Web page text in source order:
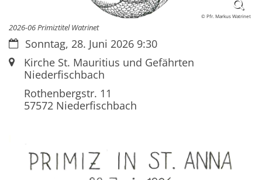
© Pfr. Markus Watrinet
2026-06 Primiztitel Watrinet
Datum:Sonntag, 28. Juni 2026 9:30
Ort:Kirche St. Mauritius und Gefährten
Niederfischbach
Rothenbergstr. 11
57572 Niederfischbach